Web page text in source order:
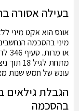
בעילה אסורה
אונס הוא אקט מיני
מיני בהסכמה
או
מתחת
עונש של חמש שנות
הגבלת גילאים
בהסכמה